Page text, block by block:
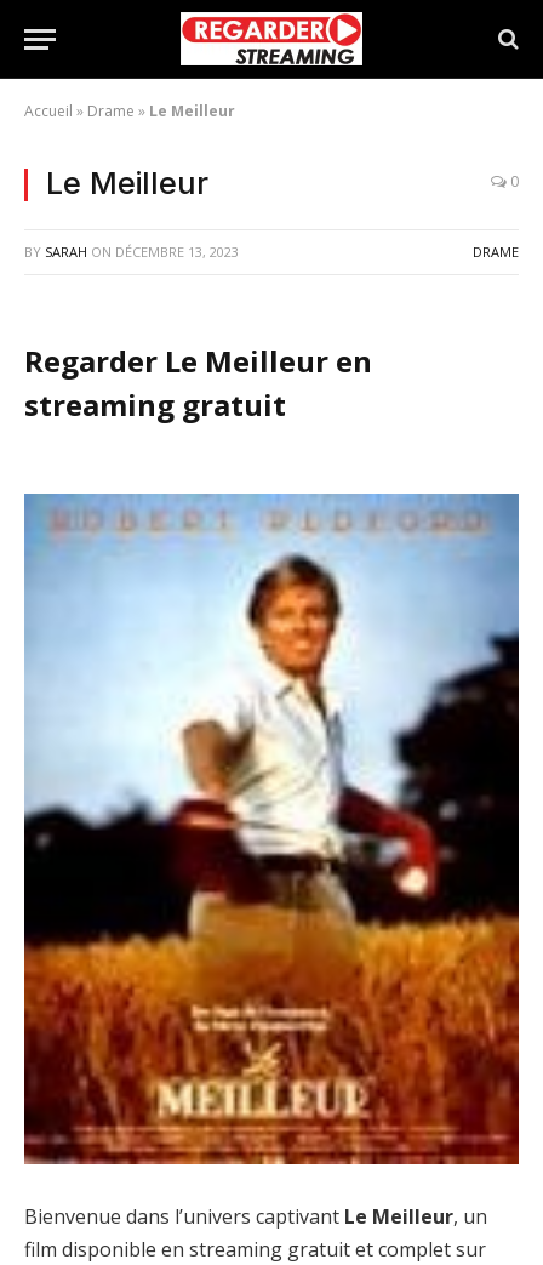
Accueil » Drame » Le Meilleur
Le Meilleur 0
BY SARAH ON DÉCEMBRE 13, 2023 DRAME
Regarder Le Meilleur en
streaming gratuit
Bienvenue dans l’univers captivant Le Meilleur, un
film disponible en streaming gratuit et complet sur